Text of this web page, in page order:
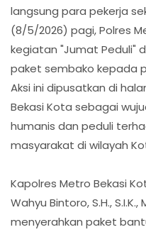
langsung para pekerja
(8/5/2026) pagi, Polres
kegiatan "Jumat Peduli"
paket sembako kepada
Aksi ini dipusatkan di
Bekasi Kota sebagai
humanis dan peduli
masyarakat di wilayah
Kapolres Metro Bekasi
Wahyu Bintoro, S.H.,
menyerahkan paket